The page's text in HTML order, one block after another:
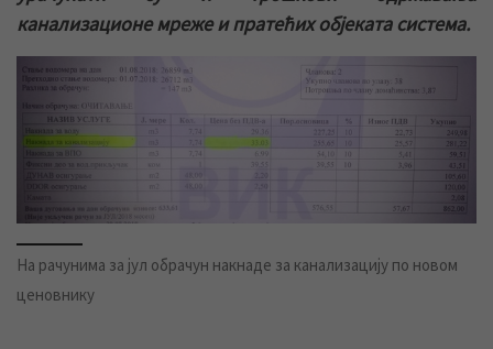
канализационе мреже и пратећих објеката система.
На рачунима за јул обрачун накнаде за канализацију по новом
ценовнику